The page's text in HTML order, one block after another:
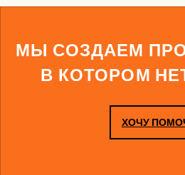
МЫ СОЗДАЕМ
В КОТОРОМ
ХОЧУ